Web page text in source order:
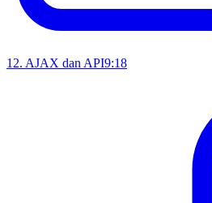
12. AJAX dan API9:18